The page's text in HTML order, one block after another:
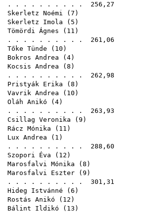
. . . . . . . . . . 256,27
Skerletz Noémi ( 7 )
Skerletz Imola ( 5 )
Tömördi Ágnes ( 11 )
. . . . . . . . . . 261,06
Tőke Tünde ( 10 )
Bokros Andrea ( 4)
Kocsis Andrea ( 8 )
. . . . . . . . . . 262,98
Pristyák Erika ( 8 )
Vavrik Andrea ( 10 )
Oláh Anikó ( 4)
. . . . . . . . . . 263,93
Csillag Veronika ( 9 )
Rácz Mónika ( 11 )
Lux Andrea ( 1 )
. . . . . . . . . . 288,60
Szopori Éva ( 12 )
Marosfalvi Mónika ( 8 )
Marosfalvi Eszter ( 9 )
. . . . . . . . . . 301,31
Hideg Istvánné ( 6 )
Rostás Anikó ( 12 )
Bálint Ildikó ( 13 )